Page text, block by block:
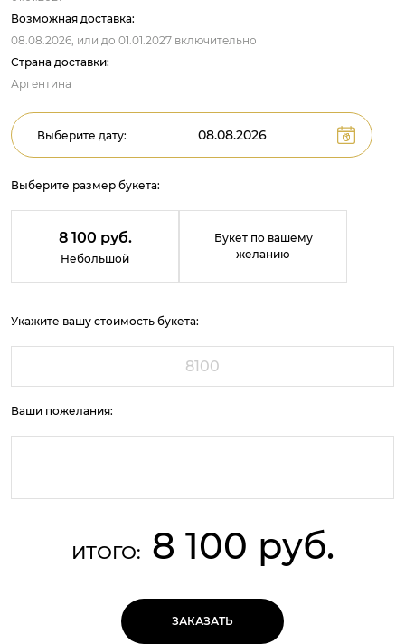
Возможная доставка:
08.08.2026, или до 01.01.2027 включительно
Страна доставки:
Аргентина
Выберите дату:
Выберите размер букета:
8 100 руб.
Небольшой
Букет по вашему
желанию
Укажите вашу стоимость букета:
Ваши пожелания:
ИТОГО: 8 100 руб.
ЗАКАЗАТЬ